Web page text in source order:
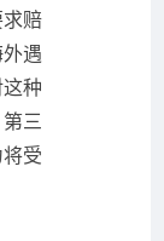
赔
遇
种
三
受